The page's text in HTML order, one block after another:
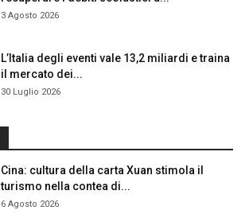
3 Agosto 2026
L’Italia degli eventi vale 13,2 miliardi e traina
il mercato dei...
30 Luglio 2026
Cina: cultura della carta Xuan stimola il
turismo nella contea di...
6 Agosto 2026